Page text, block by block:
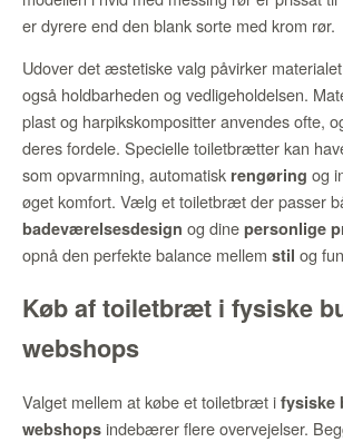
er dyrere end den blank sorte med krom rør.
Udover det æstetiske valg påvirker
også holdbarheden og vedligeholdelsen.
plast og harpikskompositter anvendes ofte,
deres fordele. Specielle toiletbrætter kan
som opvarmning, automatisk rengøring og
øget komfort. Vælg et toiletbræt der passer
badeværelsesdesign og dine personlige
opnå den perfekte balance mellem stil og
Køb af toiletbræt i fysiske
webshops
Valget mellem at købe et toiletbræt i fysiske
webshops indebærer flere overvejelser.